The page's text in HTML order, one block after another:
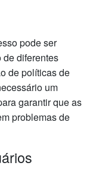
pode ser
diferentes
de políticas de
um
garantir que as
problemas de